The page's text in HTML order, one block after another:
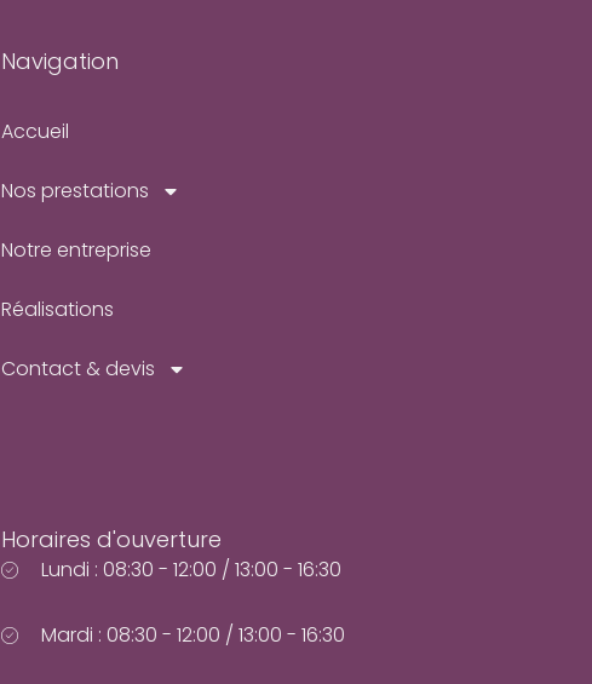
Navigation
Accueil
Nos prestations
Notre entreprise
Réalisations
Contact & devis
Horaires d'ouverture
Lundi : 08:30 - 12:00 / 13:00 - 16:30
Mardi : 08:30 - 12:00 / 13:00 - 16:30